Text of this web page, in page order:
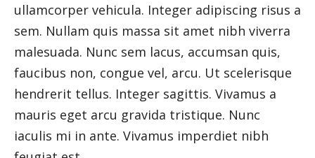
ullamcorper vehicula. Integer adipiscing risus a
sem. Nullam quis massa sit amet nibh viverra
malesuada. Nunc sem lacus, accumsan quis,
faucibus non, congue vel, arcu. Ut scelerisque
hendrerit tellus. Integer sagittis. Vivamus a
mauris eget arcu gravida tristique. Nunc
iaculis mi in ante. Vivamus imperdiet nibh